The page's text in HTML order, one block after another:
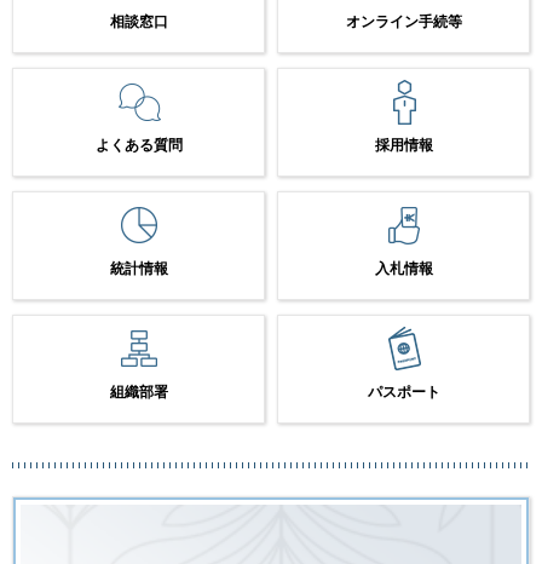
相談窓口 オンライン手続等
よくある質問 採用情報
統計情報 入札情報
組織部署 パスポート